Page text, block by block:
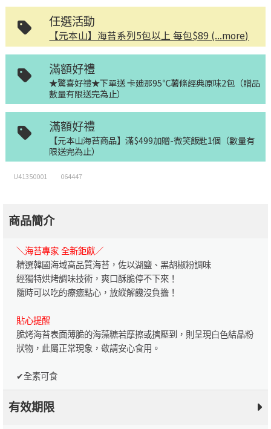
任選活動
【元本山】海苔系列5包以上 每包$89 (...more)
滿額好禮
★驚喜好禮★下單送 卡廸那95℃薯條經典原味2包（贈品
數量有限送完為止）
滿額好禮
【元本山海苔商品】滿$499加贈-微笑飯匙1個（數量有
限送完為止）
U41350001 064447
商品簡介
＼海苔專家 全新鉅獻／
精選韓國海域高品質海苔，佐以湖鹽、黑胡椒粉調味
經獨特烘烤調味技術，爽口酥脆停不下來！
隨時可以吃的療癒點心，放縱解饞沒負擔！
貼心提醒
脆烤海苔表面薄脆的海藻糖若摩擦或擠壓到，則呈現白色結晶粉
狀物，此屬正常現象，敬請安心食用。
✔全素可食
有效期限